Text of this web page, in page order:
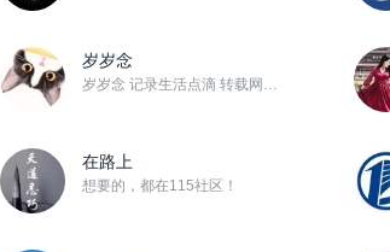
岁岁念
岁岁念 记录生活点滴 转载网络精华
在路上
想要的，都在115社区！